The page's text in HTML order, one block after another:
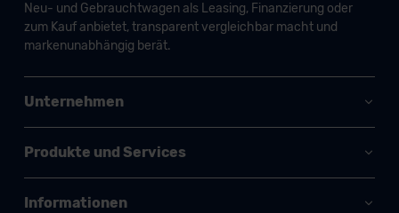
Neu- und Gebrauchtwagen als Leasing, Finanzierung oder
zum Kauf anbietet, transparent vergleichbar macht und
markenunabhängig berät.
Unternehmen
Produkte und Services
Informationen